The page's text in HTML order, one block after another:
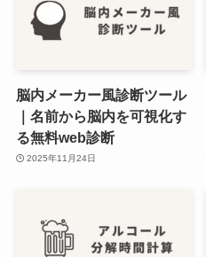
脳内メーカー風診断ツール
｜名前から脳内を可視化す
る無料web診断
2025年11月24日